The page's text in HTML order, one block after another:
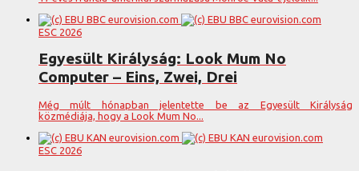
ESC 2026
Egyesült Királyság: Look Mum No
Computer – Eins, Zwei, Drei
Még múlt hónapban jelentette be az Egyesült Királyság
közmédiája, hogy a Look Mum No...
ESC 2026